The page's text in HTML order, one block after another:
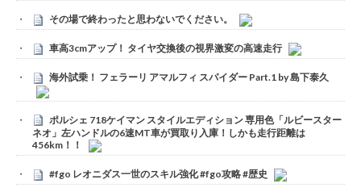
その場で終わったと思わないでください。
車高3cmアップ！ タイヤ交換後の視界激変の高速走行
海外試乗！ フェラーリ アマルフィ スパイダー Part.1 by 島下泰久
ポルシェ 718ケイマン スタイルエディション 専用色「ルビースター
ネオ」左ハンドルの6速MT車が買取り入庫！しかも走行距離は
456km！！
#fgo レオニダス一世のスキル強化 #fgo攻略 #歴史